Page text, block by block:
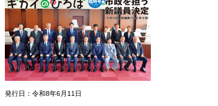
発行日：令和8年6月11日